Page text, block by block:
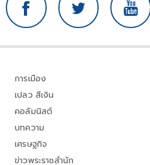
การเมือง
เปลว สีเงิน
คอลัมนิสต์
บทความ
เศรษฐกิจ
ข่าวพระราชสำนัก